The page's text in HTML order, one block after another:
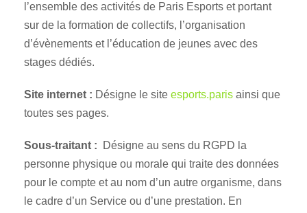
l’ensemble des activités de Paris Esports et portant
sur de la formation de collectifs, l’organisation
d’évènements et l’éducation de jeunes avec des
stages dédiés.
Site internet : Désigne le site esports.paris ainsi que
toutes ses pages.
Sous-traitant : Désigne au sens du RGPD la
personne physique ou morale qui traite des données
pour le compte et au nom d’un autre organisme, dans
le cadre d’un Service ou d’une prestation. En